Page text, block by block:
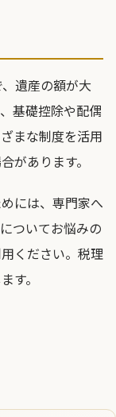
遺産の額が大
基礎控除や配偶
まな制度を活用
があります。
には、専門家へ
ついてお悩みの
ください。税理
す。